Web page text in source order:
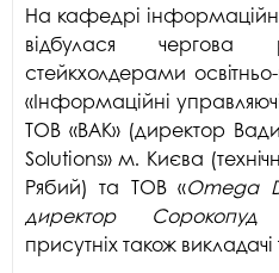
На кафедрі
відбулася чергова
стейкхолдерами
«Інформаційні
ТОВ «ВАК» (директор
Solutions» м. Києва
Рябий) та ТОВ «Omega
директор Сорокопуд
присутніх також викладачі